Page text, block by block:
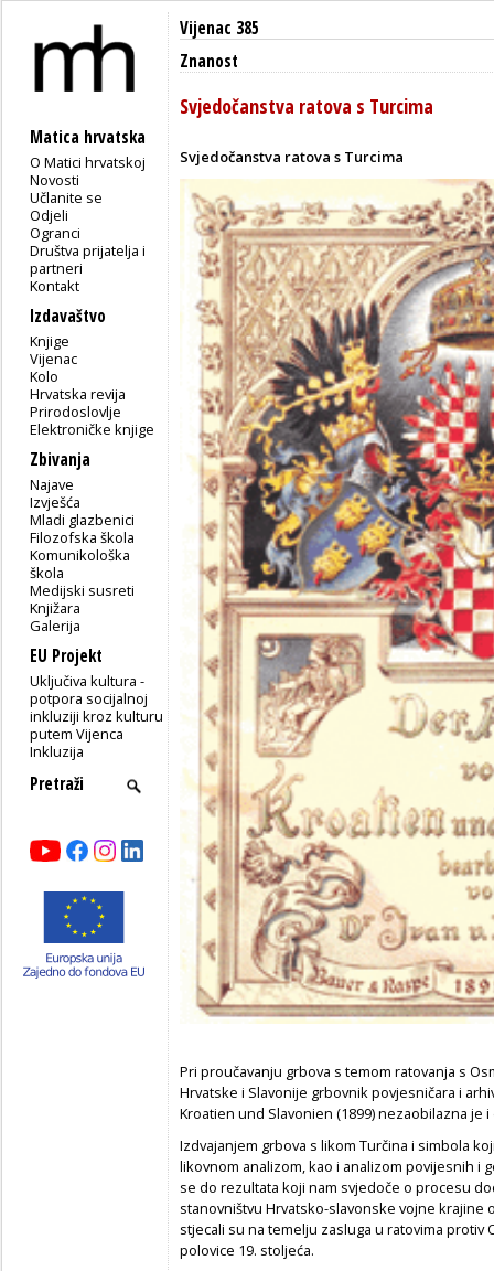
Matica hrvatska
O Matici hrvatskoj
Novosti
Učlanite se
Odjeli
Ogranci
Društva prijatelja i
partneri
Kontakt
Izdavaštvo
Knjige
Vijenac
Kolo
Hrvatska revija
Prirodoslovlje
Elektroničke knjige
Zbivanja
Najave
Izvješća
Mladi glazbenici
Filozofska škola
Komunikološka
škola
Medijski susreti
Knjižara
Galerija
EU Projekt
Uključiva kultura -
potpora socijalnoj
inkluziji kroz kulturu
putem Vijenca
Inkluzija
Vijenac 385
Znanost
Svjedočanstva ratova s Turcima
Svjedočanstva ratova s Turcima
Pri proučavanju grbova s temom ratovanja s
Hrvatske i Slavonije grbovnik povjesničara i
Kroatien und Slavonien (1899) nezaobilazna
Izdvajanjem grbova s likom Turčina i simbola
likovnom analizom, kao i analizom povijesnih i
se do rezultata koji nam svjedoče o procesu
stanovništvu Hrvatsko-slavonske vojne krajine
stjecali su na temelju zasluga u ratovima
polovice 19. stoljeća.